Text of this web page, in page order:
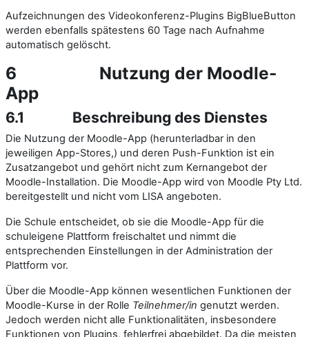
Aufzeichnungen des Videokonferenz-Plugins BigBlueButton
werden ebenfalls spätestens 60 Tage nach Aufnahme
automatisch gelöscht.
6 Nutzung der Moodle-
App
6.1 Beschreibung des Dienstes
Die Nutzung der Moodle-App (herunterladbar in den
jeweiligen App-Stores,) und deren Push-Funktion ist ein
Zusatzangebot und gehört nicht zum Kernangebot der
Moodle-Installation. Die Moodle-App wird von Moodle Pty Ltd.
bereitgestellt und nicht vom LISA angeboten.
Die Schule entscheidet, ob sie die Moodle-App für die
schuleigene Plattform freischaltet und nimmt die
entsprechenden Einstellungen in der Administration der
Plattform vor.
Über die Moodle-App können wesentlichen Funktionen der
Moodle-Kurse in der Rolle Teilnehmer/in genutzt werden.
Jedoch werden nicht alle Funktionalitäten, insbesondere
Funktionen von Plugins, fehlerfrei abgebildet. Da die meisten